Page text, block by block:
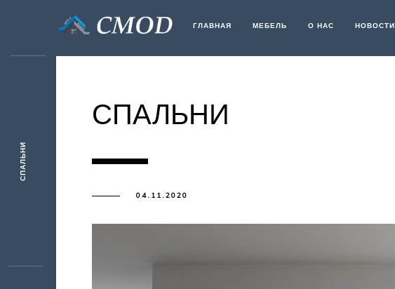
ГЛАВНАЯ МЕБЕЛЬ О НАС НОВОСТИ
СПАЛЬНИ
04.11.2020
СПАЛЬНИ